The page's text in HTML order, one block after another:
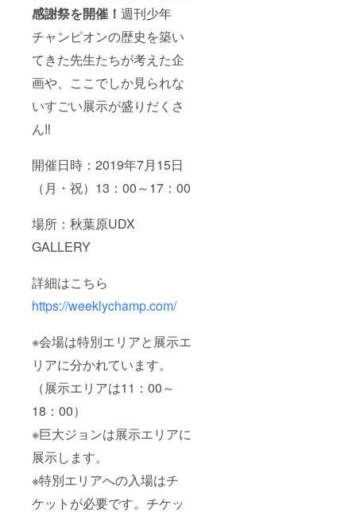
感謝祭を開催！ 週刊少年
チャンピオンの歴史を築い
てきた先生たちが考えた企
画や、ここでしか見られな
いすごい展示が盛りだくさ
ん‼
開催日時：2019年7月15日
（月・祝）13：00～17：00
場所：秋葉原UDX
GALLERY
詳細はこちら
https://weeklychamp.com/
※会場は特別エリアと展示エ
リアに分かれています。
（展示エリアは11：00～
18：00）
※巨大ジョンは展示エリアに
展示します。
※特別エリアへの入場はチ
ケットが必要です。チケッ